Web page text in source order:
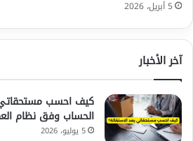
5 أبريل، 2026
آخر الأخبار
كيف احسب مستحقاتي
الحساب وفق نظام
5 يوليو، 2026